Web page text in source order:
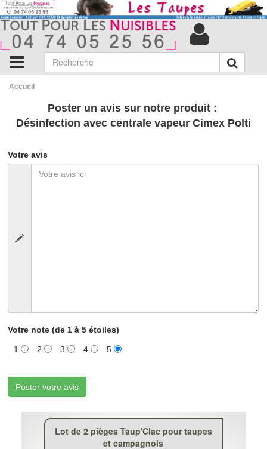
Accueil
Poster un avis sur notre produit :
Désinfection avec centrale vapeur Cimex Polti
Votre avis
Votre note (de 1 à 5 étoiles)
1 2 3 4 5
Poster votre avis
Lot de 2 pièges Taup'Clac pour taupes
et campagnols